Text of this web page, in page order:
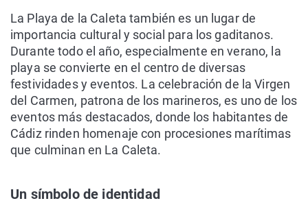
La Playa de la Caleta también es un lugar de
importancia cultural y social para los gaditanos.
Durante todo el año, especialmente en verano, la
playa se convierte en el centro de diversas
festividades y eventos. La celebración de la Virgen
del Carmen, patrona de los marineros, es uno de los
eventos más destacados, donde los habitantes de
Cádiz rinden homenaje con procesiones marítimas
que culminan en La Caleta.
Un símbolo de identidad